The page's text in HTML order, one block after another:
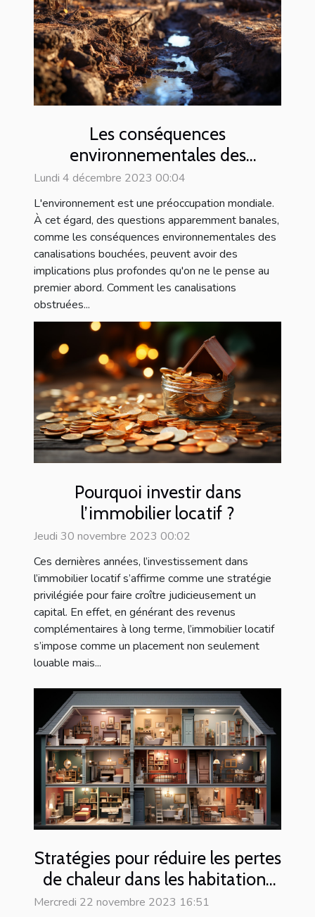
Les conséquences
environnementales des
canalisations bouchées
Lundi 4 décembre 2023 00:04
L'environnement est une préoccupation mondiale.
À cet égard, des questions apparemment banales,
comme les conséquences environnementales des
canalisations bouchées, peuvent avoir des
implications plus profondes qu'on ne le pense au
premier abord. Comment les canalisations
obstruées...
Pourquoi investir dans
l’immobilier locatif ?
Jeudi 30 novembre 2023 00:02
Ces dernières années, l’investissement dans
l’immobilier locatif s’affirme comme une stratégie
privilégiée pour faire croître judicieusement un
capital. En effet, en générant des revenus
complémentaires à long terme, l’immobilier locatif
s’impose comme un placement non seulement
louable mais...
Stratégies pour réduire les pertes
de chaleur dans les habitations
anciennes
Mercredi 22 novembre 2023 16:51